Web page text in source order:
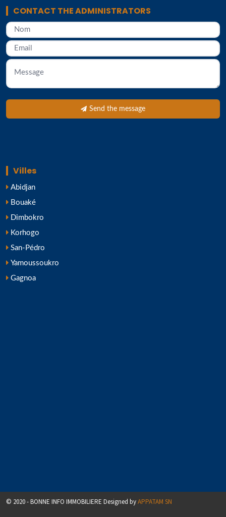
CONTACT THE ADMINISTRATORS
Send the message
Villes
Abidjan
Bouaké
Dimbokro
Korhogo
San-Pédro
Yamoussoukro
Gagnoa
© 2020 - BONNE INFO IMMOBILIERE Designed byAPPATAM SN